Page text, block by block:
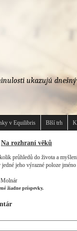
ukazujú dnešný
v Equilibris Blší trh
Na rozhraní věků
průhledů do života a
jeho výrazné poloze
žiadne príspevky.